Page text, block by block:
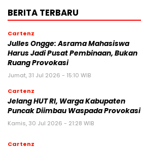
BERITA TERBARU
Cartenz
Julles Ongge: Asrama Mahasiswa
Harus Jadi Pusat Pembinaan, Bukan
Ruang Provokasi
Jumat, 31 Jul 2026 - 15:10 WIB
Cartenz
Jelang HUT RI, Warga Kabupaten
Puncak Diimbau Waspada Provokasi
Kamis, 30 Jul 2026 - 21:28 WIB
Cartenz